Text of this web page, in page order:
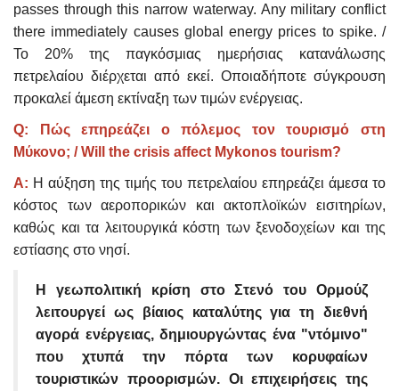
passes through this narrow waterway. Any military conflict
there immediately causes global energy prices to spike. /
Το 20% της παγκόσμιας ημερήσιας κατανάλωσης
πετρελαίου διέρχεται από εκεί. Οποιαδήποτε σύγκρουση
προκαλεί άμεση εκτίναξη των τιμών ενέργειας.
Q: Πώς επηρεάζει ο πόλεμος τον τουρισμό στη
Μύκονο; / Will the crisis affect Mykonos tourism?
A: Η αύξηση της τιμής του πετρελαίου επηρεάζει άμεσα το
κόστος των αεροπορικών και ακτοπλοϊκών εισιτηρίων,
καθώς και τα λειτουργικά κόστη των ξενοδοχείων και της
εστίασης στο νησί.
Η γεωπολιτική κρίση στο Στενό του Ορμούζ
λειτουργεί ως βίαιος καταλύτης για τη διεθνή
αγορά ενέργειας, δημιουργώντας ένα "ντόμινο"
που χτυπά την πόρτα των κορυφαίων
τουριστικών προορισμών. Οι επιχειρήσεις της